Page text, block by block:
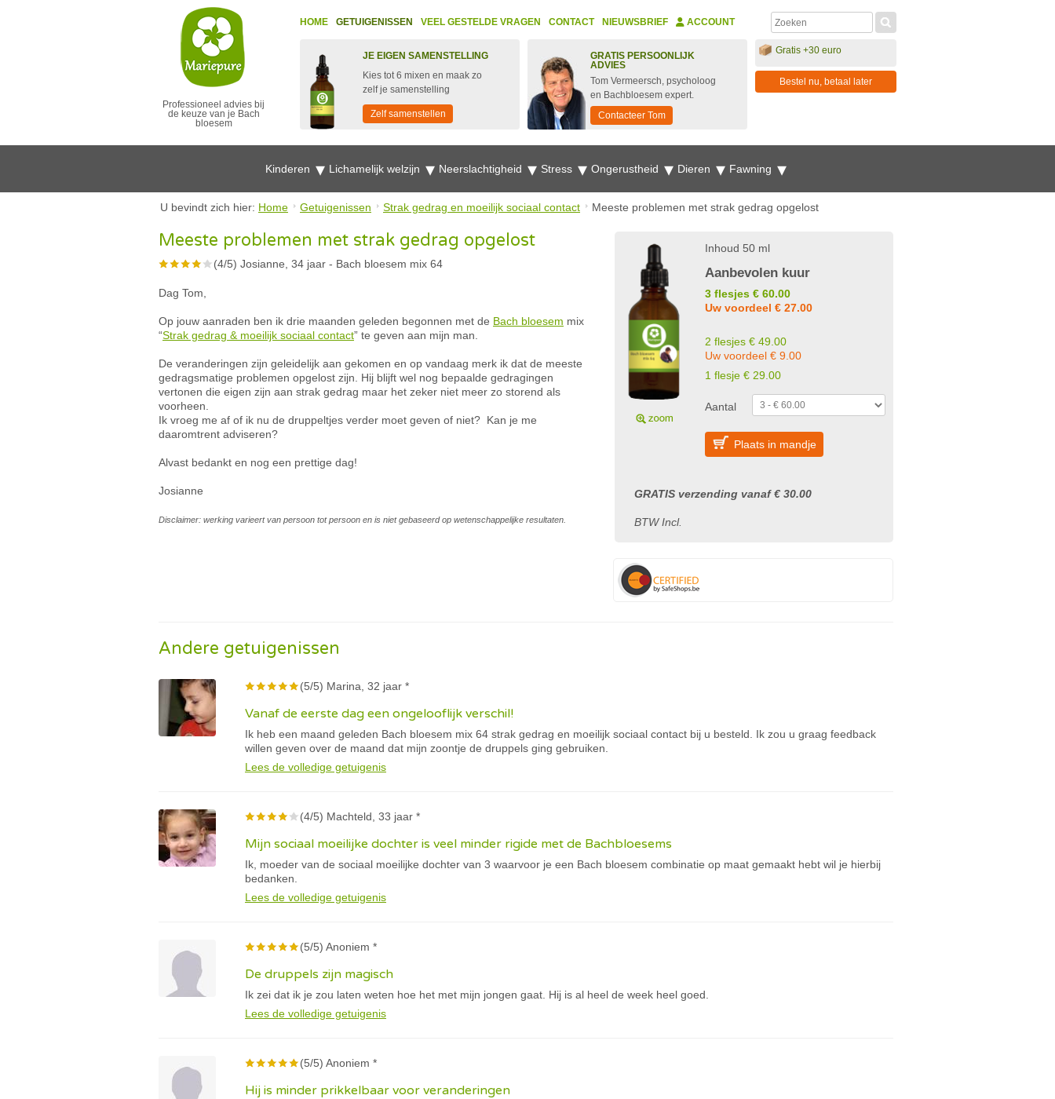
Professioneel advies bij
de keuze van je Bach
bloesem
HOME GETUIGENISSEN VEEL GESTELDE VRAGEN CONTACT NIEUWSBRIEF ACCOUNT
JE EIGEN SAMENSTELLING
Kies tot 6 mixen en maak zo
zelf je samenstelling
Zelf samenstellen
GRATIS PERSOONLIJK
ADVIES
Tom Vermeersch, psycholoog
en Bachbloesem expert.
Contacteer Tom
Gratis +30 euro
Bestel nu, betaal later
Kinderen Lichamelijk welzijn Neerslachtigheid Stress Ongerustheid Dieren Fawning
U bevindt zich hier: Home Getuigenissen Strak gedrag en moeilijk sociaal contact Meeste problemen met strak gedrag opgelost
Meeste problemen met strak gedrag opgelost
(4/5) Josianne, 34 jaar - Bach bloesem mix 64
Dag Tom,
Op jouw aanraden ben ik drie maanden geleden begonnen met de Bach bloesem mix
“Strak gedrag & moeilijk sociaal contact” te geven aan mijn man.
De veranderingen zijn geleidelijk aan gekomen en op vandaag merk ik dat de meeste
gedragsmatige problemen opgelost zijn. Hij blijft wel nog bepaalde gedragingen
vertonen die eigen zijn aan strak gedrag maar het zeker niet meer zo storend als
voorheen.
Ik vroeg me af of ik nu de druppeltjes verder moet geven of niet? Kan je me
daaromtrent adviseren?
Alvast bedankt en nog een prettige dag!
Josianne
Disclaimer: werking varieert van persoon tot persoon en is niet gebaseerd op wetenschappelijke resultaten.
Inhoud 50 ml
Aanbevolen kuur
3 flesjes € 60.00
Uw voordeel € 27.00
2 flesjes € 49.00
Uw voordeel € 9.00
1 flesje € 29.00
Aantal
Plaats in mandje
GRATIS verzending vanaf € 30.00
BTW Incl.
Andere getuigenissen
(5/5) Marina, 32 jaar *
Vanaf de eerste dag een ongelooflijk verschil!
Ik heb een maand geleden Bach bloesem mix 64 strak gedrag en moeilijk sociaal contact bij u besteld. Ik zou u graag feedback
willen geven over de maand dat mijn zoontje de druppels ging gebruiken.
Lees de volledige getuigenis
(4/5) Machteld, 33 jaar *
Mijn sociaal moeilijke dochter is veel minder rigide met de Bachbloesems
Ik, moeder van de sociaal moeilijke dochter van 3 waarvoor je een Bach bloesem combinatie op maat gemaakt hebt wil je hierbij
bedanken.
Lees de volledige getuigenis
(5/5) Anoniem *
De druppels zijn magisch
Ik zei dat ik je zou laten weten hoe het met mijn jongen gaat. Hij is al heel de week heel goed.
Lees de volledige getuigenis
(5/5) Anoniem *
Hij is minder prikkelbaar voor veranderingen